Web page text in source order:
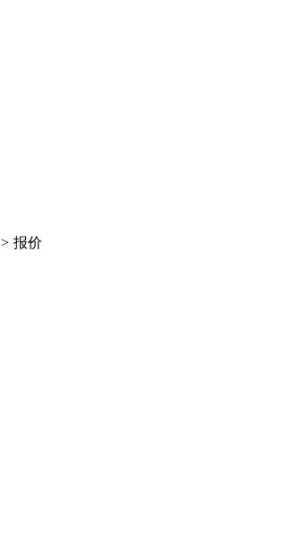
> 报价